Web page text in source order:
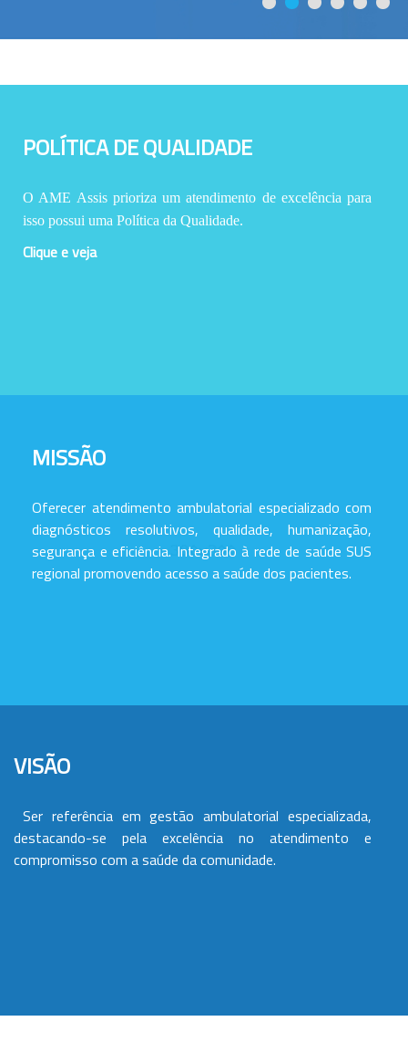
POLÍTICA DE QUALIDADE
O AME Assis prioriza um atendimento de excelência para
isso possui uma Política da Qualidade.
Clique e veja
MISSÃO
Oferecer atendimento ambulatorial especializado com
diagnósticos resolutivos, qualidade, humanização,
segurança e eficiência. Integrado à rede de saúde SUS
regional promovendo acesso a saúde dos pacientes.
VISÃO
Ser referência em gestão ambulatorial especializada,
destacando-se pela excelência no atendimento e
compromisso com a saúde da comunidade.